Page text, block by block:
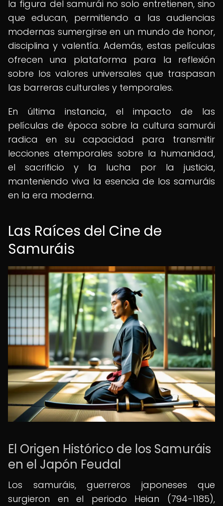
la figura del samurái no solo entretienen, sino
que educan, permitiendo a las audiencias
modernas sumergirse en un mundo de honor,
disciplina y valentía. Además, estas películas
ofrecen una plataforma para la reflexión
sobre los valores universales que traspasan
las barreras culturales y temporales.
En última instancia, el impacto de las
películas de época sobre la cultura samurái
radica en su capacidad para transmitir
lecciones atemporales sobre la humanidad,
el sacrificio y la lucha por la justicia,
manteniendo viva la esencia de los samuráis
en la era moderna.
Las Raíces del Cine de
Samuráis
El Origen Histórico de los Samuráis
en el Japón Feudal
Los samuráis, guerreros japoneses que
surgieron en el periodo Heian (794-1185),